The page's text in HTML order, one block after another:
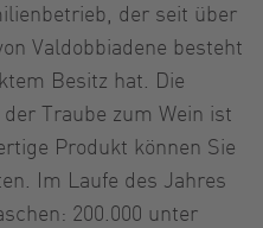
der seit über
Valdobbiadene besteht
Besitz hat. Die
Traube zum Wein ist
Produkt können Sie
Im Laufe des Jahres
200.000 unter